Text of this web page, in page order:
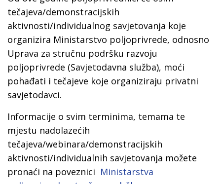
tečajeva/demonstracijskih
aktivnosti/individualnog savjetovanja koje
organizira Ministarstvo poljoprivrede, odnosno
Uprava za stručnu podršku razvoju
poljoprivrede (Savjetodavna služba), moći
pohađati i tečajeve koje organiziraju privatni
savjetodavci.
Informacije o svim terminima, temama te
mjestu nadolazećih
tečajeva/webinara/demonstracijskih
aktivnosti/individualnih savjetovanja možete
pronaći na poveznici Ministarstva